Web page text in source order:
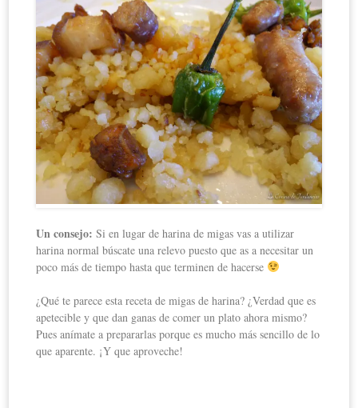
Un consejo: Si en lugar de harina de migas vas a utilizar
harina normal búscate una relevo puesto que as a necesitar un
poco más de tiempo hasta que terminen de hacerse
¿Qué te parece esta receta de migas de harina? ¿Verdad que es
apetecible y que dan ganas de comer un plato ahora mismo?
Pues anímate a prepararlas porque es mucho más sencillo de lo
que aparente. ¡Y que aproveche!